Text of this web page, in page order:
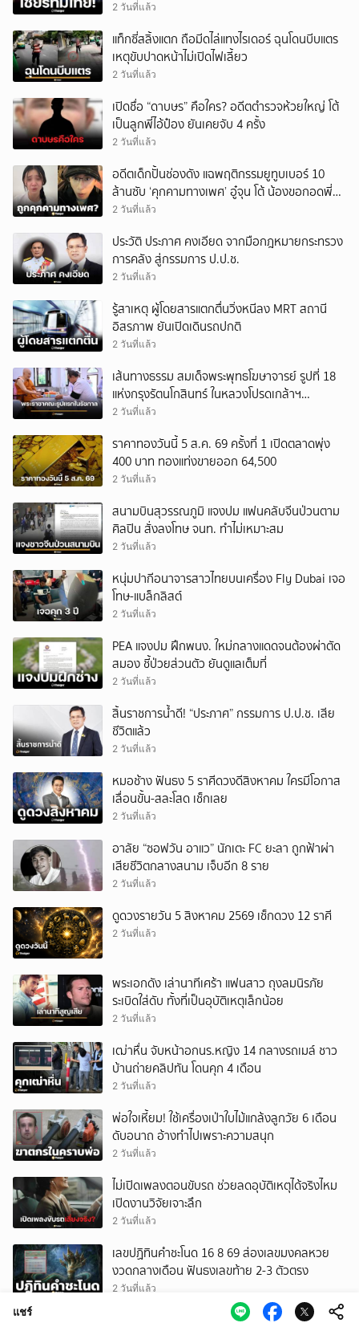
2 วันที่แล้ว
แท็กซี่สลิ้งแตก ถือมีดไล่แทงไรเดอร์ ฉุนโดนบีบแตร
เหตุขับปาดหน้าไม่เปิดไฟเลี้ยว
2 วันที่แล้ว
เปิดชื่อ “ดาบษร” คือใคร? อดีตตำรวจห้วยใหญ่ โต้
เป็นลูกพี่ไอ้ป๋อง ยันเคยจับ 4 ครั้ง
2 วันที่แล้ว
อดีตเด็กปั้นช่องดัง แฉพฤติกรรมยูทูบเบอร์ 10
ล้านซับ ‘คุกคามทางเพศ’ อู๋จุน โต้ น้องขอกอดพี่
เอง
2 วันที่แล้ว
ประวัติ ประภาศ คงเอียด จากมือกฎหมายกระทรวง
การคลัง สู่กรรมการ ป.ป.ช.
2 วันที่แล้ว
รู้สาเหตุ ผู้โดยสารแตกตื่นวิ่งหนีลง MRT สถานี
อิสรภาพ ยันเปิดเดินรถปกติ
2 วันที่แล้ว
เส้นทางธรรม สมเด็จพระพุทธโฆษาจารย์ รูปที่ 18
แห่งกรุงรัตนโกสินทร์ ในหลวงโปรดเกล้าฯ
พระราชทานผ้าไตร
2 วันที่แล้ว
ราคาทองวันนี้ 5 ส.ค. 69 ครั้งที่ 1 เปิดตลาดพุ่ง
400 บาท ทองแท่งขายออก 64,500
2 วันที่แล้ว
สนามบินสุวรรณภูมิ แจงปม แฟนคลับจีนป่วนตาม
ศิลปิน สั่งลงโทษ จนท. ทำไม่เหมาะสม
2 วันที่แล้ว
หนุ่มปากีอนาจารสาวไทยบนเครื่อง Fly Dubai เจอ
โทษ-แบล็กลิสต์
2 วันที่แล้ว
PEA แจงปม ฝึกพนง. ใหม่กลางแดดจนต้องผ่าตัด
สมอง ชี้ป่วยส่วนตัว ยันดูแลเต็มที่
2 วันที่แล้ว
สิ้นราชการน้ำดี! “ประภาศ” กรรมการ ป.ป.ช. เสีย
ชีวิตแล้ว
2 วันที่แล้ว
หมอช้าง ฟันธง 5 ราศีดวงดีสิงหาคม ใครมีโอกาส
เลื่อนขั้น-สละโสด เช็กเลย
2 วันที่แล้ว
อาลัย “ซอฟวัน อาแว” นักเตะ FC ยะลา ถูกฟ้าผ่า
เสียชีวิตกลางสนาม เจ็บอีก 8 ราย
2 วันที่แล้ว
ดูดวงรายวัน 5 สิงหาคม 2569 เช็กดวง 12 ราศี
2 วันที่แล้ว
พระเอกดัง เล่านาทีเศร้า แฟนสาว ถุงลมนิรภัย
ระเบิดใส่ดับ ทั้งที่เป็นอุบัติเหตุเล็กน้อย
2 วันที่แล้ว
เฒ่าหื่น จับหน้าอกนร.หญิง 14 กลางรถเมล์ ชาว
บ้านถ่ายคลิปทัน โดนคุก 4 เดือน
2 วันที่แล้ว
พ่อใจเหี้ยม! ใช้เครื่องเป่าใบไม้แกล้งลูกวัย 6 เดือน
ดับอนาถ อ้างทำไปเพราะความสนุก
2 วันที่แล้ว
ไม่เปิดเพลงตอนขับรถ ช่วยลดอุบัติเหตุได้จริงไหม
เปิดงานวิจัยเจาะลึก
2 วันที่แล้ว
เลขปฏิทินคำชะโนด 16 8 69 ส่องเลขมงคลหวย
งวดกลางเดือน ฟันธงเลขท้าย 2-3 ตัวตรง
2 วันที่แล้ว
คลิปโซเชียล ผู้อพยพกระโดดจากรถทหารสเปน
แชร์